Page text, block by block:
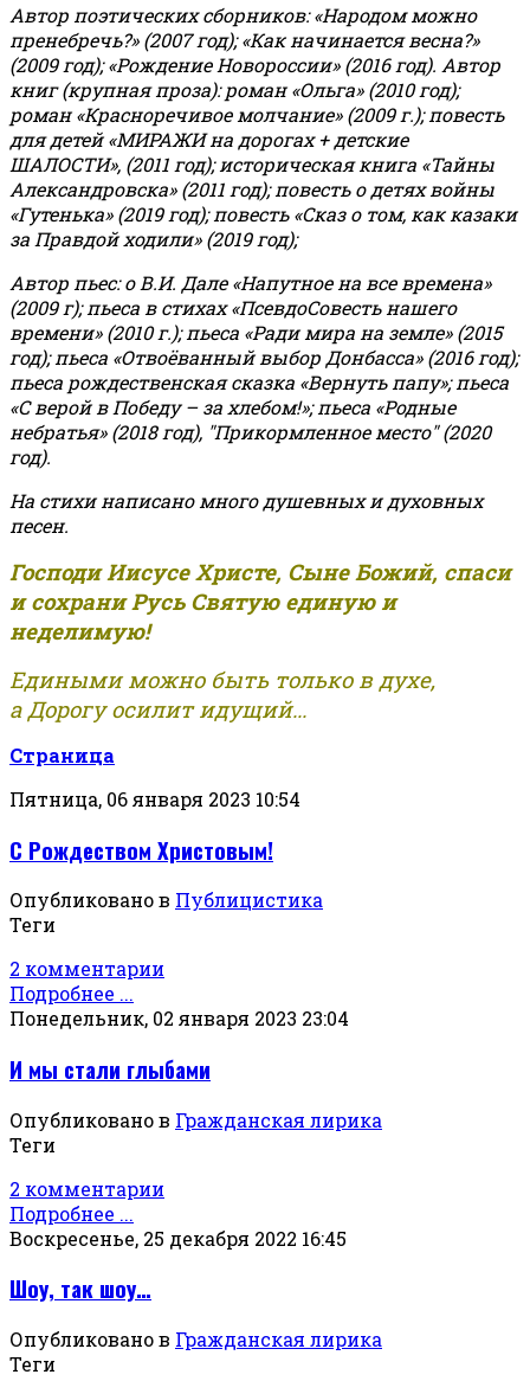
Автор поэтических сборников: «Народом можно
пренебречь?» (2007 год); «Как начинается весна?»
(2009 год); «Рождение Новороссии» (2016 год). Автор
книг (крупная проза): роман «Ольга» (2010 год);
роман «Красноречивое молчание» (2009 г.); повесть
для детей «МИРАЖИ на дорогах + детские
ШАЛОСТИ», (2011 год); историческая книга «Тайны
Александровска» (2011 год); повесть о детях войны
«Гутенька» (2019 год); повесть «Сказ о том, как казаки
за Правдой ходили» (2019 год);
Автор пьес: о В.И. Дале «Напутное на все времена»
(2009 г); пьеса в стихах «ПсевдоСовесть нашего
времени» (2010 г.); пьеса «Ради мира на земле» (2015
год); пьеса «Отвоёванный выбор Донбасса» (2016 год);
пьеса рождественская сказка «Вернуть папу»; пьеса
«С верой в Победу – за хлебом!»;пьеса «Родные
небратья» (2018 год), "Прикормленное место" (2020
год).
На стихи написано много душевных и духовных
песен.
Господи Иисусе Христе, Сыне Божий, спаси
и сохрани Русь Святую единую и
неделимую!
Едиными можно быть только в духе,
а Дорогу осилит идущий...
Страница
Пятница, 06 января 2023 10:54
С Рождеством Христовым!
Опубликовано в Публицистика
Теги
2 комментарии
Подробнее ...
Понедельник, 02 января 2023 23:04
И мы стали глыбами
Опубликовано в Гражданская лирика
Теги
2 комментарии
Подробнее ...
Воскресенье, 25 декабря 2022 16:45
Шоу, так шоу…
Опубликовано в Гражданская лирика
Теги